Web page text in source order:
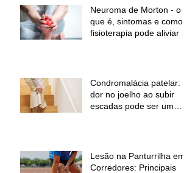
Neuroma de Morton - o
que é, sintomas e como a
fisioterapia pode aliviar a
Condromalácia patelar:
dor no joelho ao subir
escadas pode ser um
Lesão na Panturrilha em
Corredores: Principais